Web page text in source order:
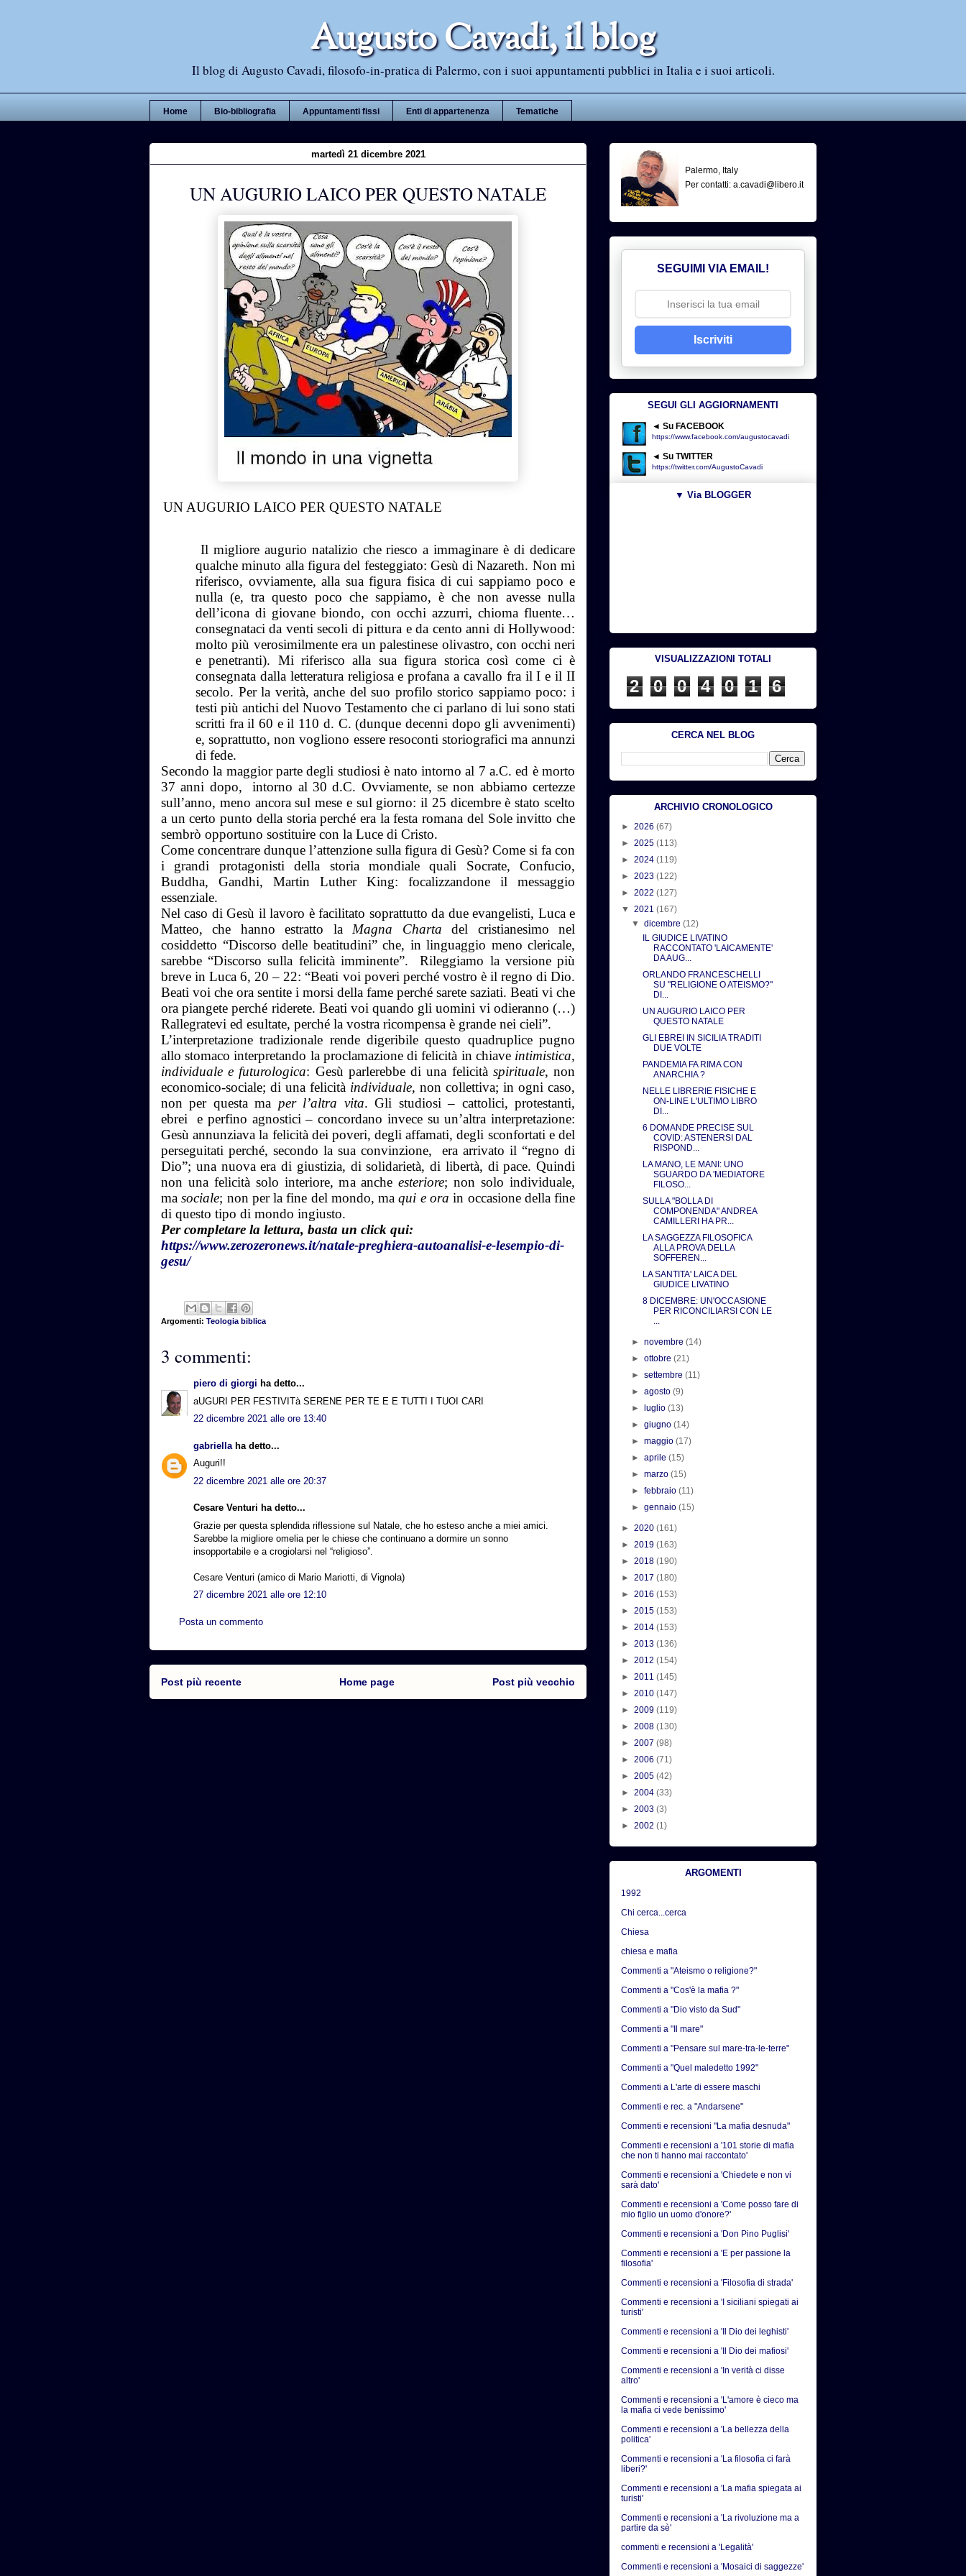
Augusto Cavadi, il blog
Il blog di Augusto Cavadi, filosofo-in-pratica di Palermo, con i suoi appuntamenti pubblici in Italia e i suoi articoli.
Home Bio-bibliografia Appuntamenti fissi Enti di appartenenza Tematiche
martedì 21 dicembre 2021
UN AUGURIO LAICO PER QUESTO NATALE
UN AUGURIO LAICO PER QUESTO NATALE
Il migliore augurio natalizio che riesco a immaginare è di dedicare
qualche minuto alla figura del festeggiato: Gesù di Nazareth. Non mi
riferisco, ovviamente, alla sua figura fisica di cui sappiamo poco e
nulla (e, tra questo poco che sappiamo, è che non avesse nulla
dell’icona di giovane biondo, con occhi azzurri, chioma fluente…
consegnataci da venti secoli di pittura e da cento anni di Hollywood:
molto più verosimilmente era un palestinese olivastro, con occhi neri
e penetranti). Mi riferisco alla sua figura storica così come ci è
consegnata dalla letteratura religiosa e profana a cavallo fra il I e il II
secolo. Per la verità, anche del suo profilo storico sappiamo poco: i
testi più antichi del Nuovo Testamento che ci parlano di lui sono stati
scritti fra il 60 e il 110 d. C. (dunque decenni dopo gli avvenimenti)
e, soprattutto, non vogliono essere resoconti storiografici ma annunzi
di fede.
Secondo la maggior parte degli studiosi è nato intorno al 7 a.C. ed è morto
37 anni dopo, intorno al 30 d.C. Ovviamente, se non abbiamo certezze
sull’anno, meno ancora sul mese e sul giorno: il 25 dicembre è stato scelto
a un certo punto della storia perché era la festa romana del Sole invitto che
sembrò opportuno sostituire con la Luce di Cristo.
Come concentrare dunque l’attenzione sulla figura di Gesù? Come si fa con
i grandi protagonisti della storia mondiale quali Socrate, Confucio,
Buddha, Gandhi, Martin Luther King: focalizzandone il messaggio
essenziale.
Nel caso di Gesù il lavoro è facilitato soprattutto da due evangelisti, Luca e
Matteo, che hanno estratto la Magna Charta del cristianesimo nel
cosiddetto “Discorso delle beatitudini” che, in linguaggio meno clericale,
sarebbe “Discorso sulla felicità imminente”. Rileggiamo la versione più
breve in Luca 6, 20 – 22: “Beati voi poveri perché vostro è il regno di Dio.
Beati voi che ora sentite i morsi della fame perché sarete saziati. Beati vi che
ora piangete perché riderete. Beati voi quando gli uomini vi odieranno (…)
Rallegratevi ed esultate, perché la vostra ricompensa è grande nei cieli”.
L’interpretazione tradizionale rende digeribile questo quadruplice pugno
allo stomaco interpretando la proclamazione di felicità in chiave intimistica,
individuale e futurologica: Gesù parlerebbe di una felicità spirituale, non
economico-sociale; di una felicità individuale, non collettiva; in ogni caso,
non per questa ma per l’altra vita. Gli studiosi – cattolici, protestanti,
ebrei e perfino agnostici – concordano invece su un’altra interpretazione:
Gesù annunziava la felicità dei poveri, degli affamati, degli sconfortati e del
perseguitati perché, secondo la sua convinzione, era arrivato il “regno di
Dio”; una nuova era di giustizia, di solidarietà, di libertà, di pace. Quindi
non una felicità solo interiore, ma ancheesteriore; non solo individuale,
masociale; non per la fine del mondo, maqui e ora in occasione della fine
di questo tipo di mondo ingiusto.
Per completare la lettura, basta un click qui:
https://www.zerozeronews.it/natale-preghiera-autoanalisi-e-lesempio-di-
gesu/
Argomenti: Teologia biblica
3 commenti:
piero di giorgi ha detto...
aUGURI PER FESTIVITà SERENE PER TE E E TUTTI I TUOI CARI
22 dicembre 2021 alle ore 13:40
gabriella ha detto...
Auguri!!
22 dicembre 2021 alle ore 20:37
Cesare Venturi ha detto...
Grazie per questa splendida riflessione sul Natale, che ho esteso anche a miei amici.
Sarebbe la migliore omelia per le chiese che continuano a dormire un sonno
insopportabile e a crogiolarsi nel “religioso”.
Cesare Venturi (amico di Mario Mariotti, di Vignola)
27 dicembre 2021 alle ore 12:10
Posta un commento
Post più recente Post più vecchio
Home page
Palermo, Italy
Per contatti: a.cavadi@libero.it
SEGUIMI VIA EMAIL!
Iscriviti
SEGUI GLI AGGIORNAMENTI
◄ Su FACEBOOK
https://www.facebook.com/augustocavadi
◄ Su TWITTER
https://twitter.com/AugustoCavadi
▼ Via BLOGGER
VISUALIZZAZIONI TOTALI
2 0 0 4 0 1 6
CERCA NEL BLOG
ARCHIVIO CRONOLOGICO
► 2026 (67)
► 2025 (113)
► 2024 (119)
► 2023 (122)
► 2022 (127)
▼ 2021 (167)
▼dicembre(12)
IL GIUDICE LIVATINO
RACCONTATO 'LAICAMENTE'
DA AUG...
ORLANDO FRANCESCHELLI
SU "RELIGIONE O ATEISMO?"
DI...
UN AUGURIO LAICO PER
QUESTO NATALE
GLI EBREI IN SICILIA TRADITI
DUE VOLTE
PANDEMIA FA RIMA CON
ANARCHIA ?
NELLE LIBRERIE FISICHE E
ON-LINE L'ULTIMO LIBRO
DI...
6 DOMANDE PRECISE SUL
COVID: ASTENERSI DAL
RISPOND...
LA MANO, LE MANI: UNO
SGUARDO DA 'MEDIATORE
FILOSO...
SULLA "BOLLA DI
COMPONENDA" ANDREA
CAMILLERI HA PR...
LA SAGGEZZA FILOSOFICA
ALLA PROVA DELLA
SOFFEREN...
LA SANTITA' LAICA DEL
GIUDICE LIVATINO
8 DICEMBRE: UN'OCCASIONE
PER RICONCILIARSI CON LE
...
►novembre(14)
►ottobre(21)
►settembre(11)
►agosto(9)
►
luglio(13)
►giugno(14)
►maggio(17)
►aprile(15)
►marzo(15)
►febbraio(11)
►gennaio(15)
► 2020 (161)
► 2019 (163)
► 2018 (190)
► 2017 (180)
► 2016 (153)
► 2015 (153)
► 2014 (153)
► 2013 (136)
► 2012 (154)
► 2011 (145)
► 2010 (147)
► 2009 (119)
► 2008 (130)
► 2007 (98)
► 2006 (71)
► 2005 (42)
► 2004 (33)
► 2003 (3)
► 2002 (1)
ARGOMENTI
1992
Chi cerca...cerca
Chiesa
chiesa e mafia
Commenti a "Ateismo o religione?"
Commenti a "Cos'è la mafia ?"
Commenti a "Dio visto da Sud"
Commenti a "Il mare"
Commenti a "Pensare sul mare-tra-le-terre"
Commenti a "Quel maledetto 1992"
Commenti a L'arte di essere maschi
Commenti e rec. a "Andarsene"
Commenti e recensioni "La mafia desnuda"
Commenti e recensioni a '101 storie di mafia
che non ti hanno mai raccontato'
Commenti e recensioni a 'Chiedete e non vi
sarà dato'
Commenti e recensioni a 'Come posso fare di
mio figlio un uomo d'onore?'
Commenti e recensioni a 'Don Pino Puglisi'
Commenti e recensioni a 'E per passione la
filosofia'
Commenti e recensioni a 'Filosofia di strada'
Commenti e recensioni a 'I siciliani spiegati ai
turisti'
Commenti e recensioni a 'Il Dio dei leghisti'
Commenti e recensioni a 'Il Dio dei mafiosi'
Commenti e recensioni a 'In verità ci disse
altro'
Commenti e recensioni a 'L'amore è cieco ma
la mafia ci vede benissimo'
Commenti e recensioni a 'La bellezza della
politica'
Commenti e recensioni a 'La filosofia ci farà
liberi?'
Commenti e recensioni a 'La mafia spiegata ai
turisti'
Commenti e recensioni a 'La rivoluzione ma a
partire da sè'
commenti e recensioni a 'Legalità'
Commenti e recensioni a 'Mosaici di saggezze'